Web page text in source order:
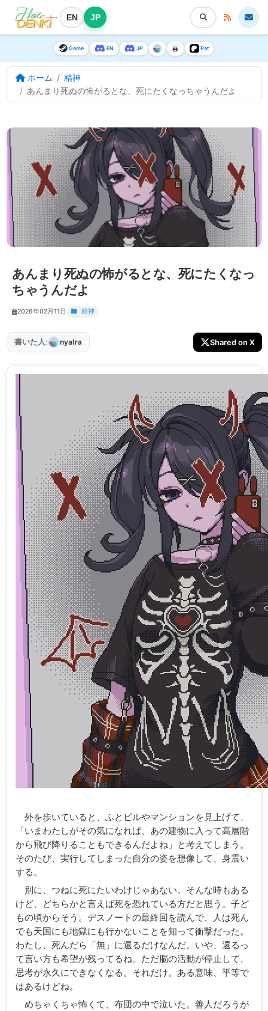
EN JP
Game EN JP Pat
ホーム
精神
あんまり死ぬの怖がるとな、死にたくなっちゃうんだよ
あんまり死ぬの怖がるとな、死にたくなっ
ちゃうんだよ
2026年02月11日 精神
書いた人 : nyalra Shared on X
外を歩いていると、ふとビルやマンションを見上げて、
「いまわたしがその気になれば、あの建物に入って高層階
から飛び降りることもできるんだよね」と考えてしまう。
そのたび、実行してしまった自分の姿を想像して、身震い
する。
別に、つねに死にたいわけじゃあない。そんな時もある
けど、どちらかと言えば死を恐れている方だと思う。子ど
もの頃からそう。デスノートの最終回を読んで、人は死ん
でも天国にも地獄にも行かないことを知って衝撃だった。
わたし、死んだら「無」に還るだけなんだ。いや、還るっ
て言い方も希望が残ってるね。ただ脳の活動が停止して、
思考が永久にできなくなる。それだけ。ある意味、平等で
はあるけどね。
めちゃくちゃ怖くて、布団の中で泣いた。善人だろうが